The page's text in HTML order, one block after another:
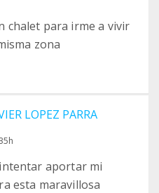
chalet para irme a vivir
zona
LOPEZ PARRA
aportar mi
esta maravillosa